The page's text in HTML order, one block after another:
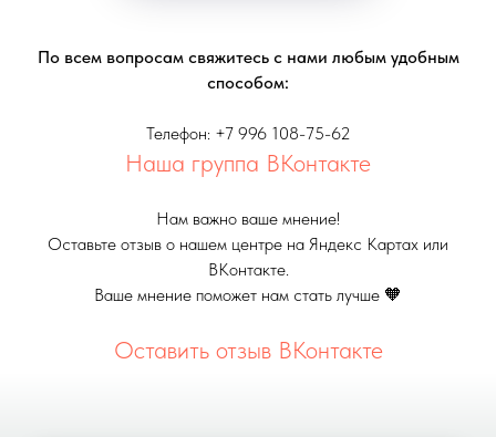
По всем вопросам свяжитесь с нами любым удобным
способом:
Телефон: +7 996 108-75-62
Наша группа ВКонтакте
Нам важно ваше мнение!
Оставьте отзыв о нашем центре на Яндекс Картах или
ВКонтакте.
Ваше мнение поможет нам стать лучше 🧡
Оставить отзыв ВКонтакте